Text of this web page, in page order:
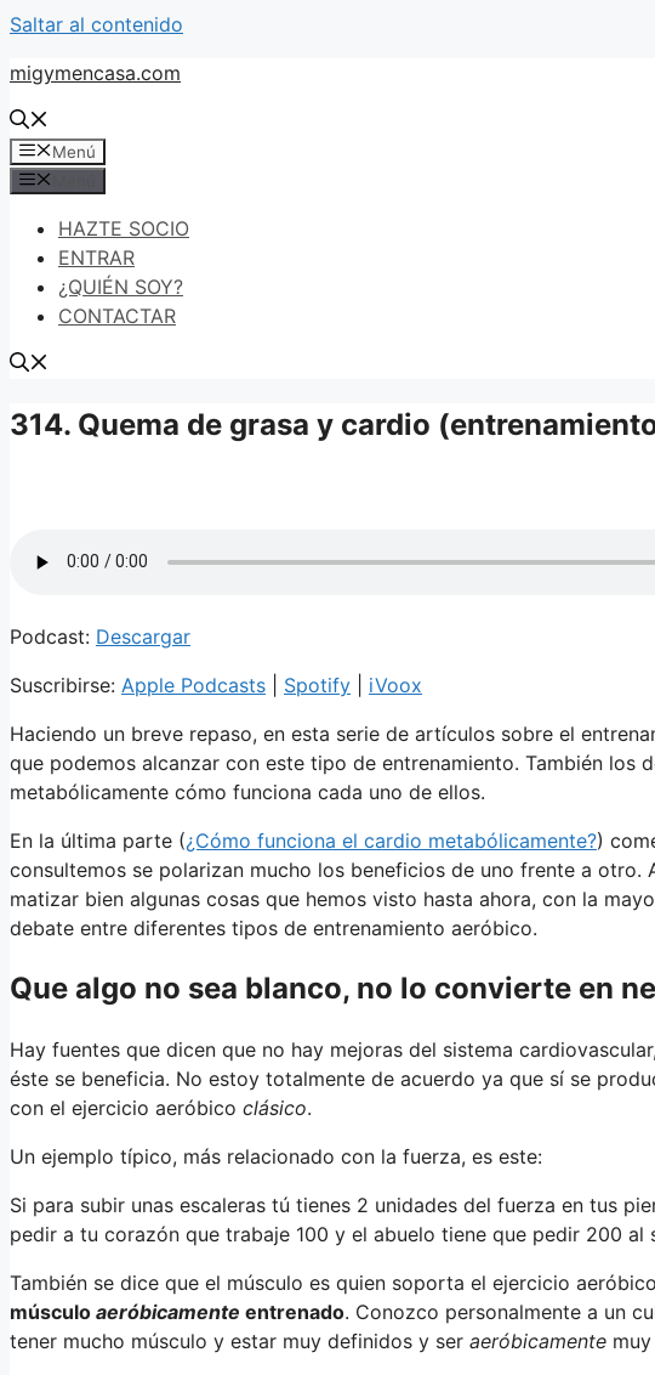
Saltar al contenido
migymencasa.com
Menú
HAZTE SOCIO
ENTRAR
¿QUIÉN SOY?
CONTACTAR
314. Quema de grasa y cardio
Podcast: Descargar
Suscribirse: Apple Podcasts Spotify
iVoox
Haciendo un breve repaso, en esta serie de artículos sobre el
que podemos alcanzar con este tipo de entrenamiento. También los
metabólicamente cómo funciona cada uno de ellos.
En la última parte (¿Cómo funciona el cardio metabólicamente?)
consultemos se polarizan mucho los beneficios de uno frente a otro.
matizar bien algunas cosas que hemos visto hasta ahora, con la
debate entre diferentes tipos de entrenamiento aeróbico.
Que algo no sea blanco, no lo convierte en
Hay fuentes que dicen que no hay mejoras del sistema
éste se beneficia. No estoy totalmente de acuerdo ya que sí se
con el ejercicio aeróbico clásico.
Un ejemplo típico, más relacionado con la fuerza, es este:
Si para subir unas escaleras tú tienes 2 unidades del fuerza en tus
pedir a tu corazón que trabaje 100 y el abuelo tiene que pedir 200 al
También se dice que el músculo es quien soporta el ejercicio
músculo aeróbicamente entrenado. Conozco personalmente a un
tener mucho músculo y estar muy definidos y ser aeróbicamente